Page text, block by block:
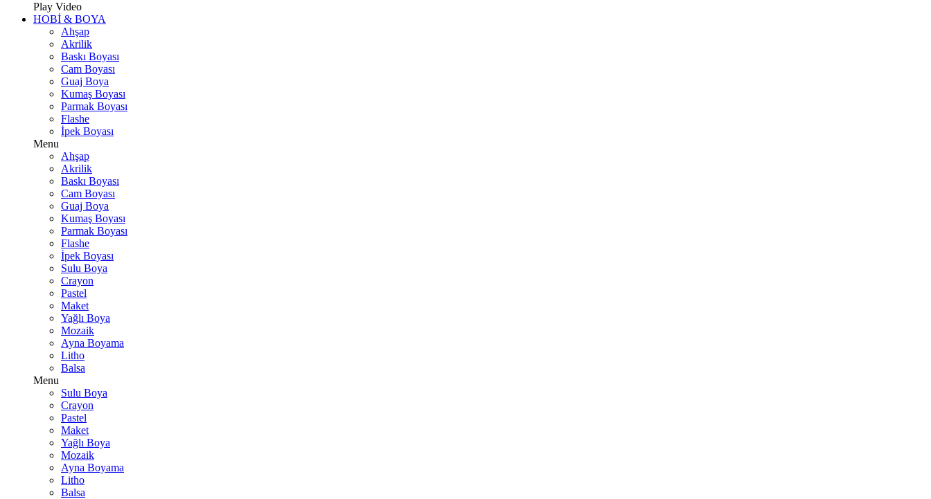
Play Video
HOBİ & BOYA
Ahşap
Akrilik
Baskı Boyası
Cam Boyası
Guaj Boya
Kumaş Boyası
Parmak Boyası
Flashe
İpek Boyası
Menu
Ahşap
Akrilik
Baskı Boyası
Cam Boyası
Guaj Boya
Kumaş Boyası
Parmak Boyası
Flashe
İpek Boyası
Sulu Boya
Crayon
Pastel
Maket
Yağlı Boya
Mozaik
Ayna Boyama
Litho
Balsa
Menu
Sulu Boya
Crayon
Pastel
Maket
Yağlı Boya
Mozaik
Ayna Boyama
Litho
Balsa